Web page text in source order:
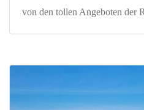
von den tollen Angeboten der